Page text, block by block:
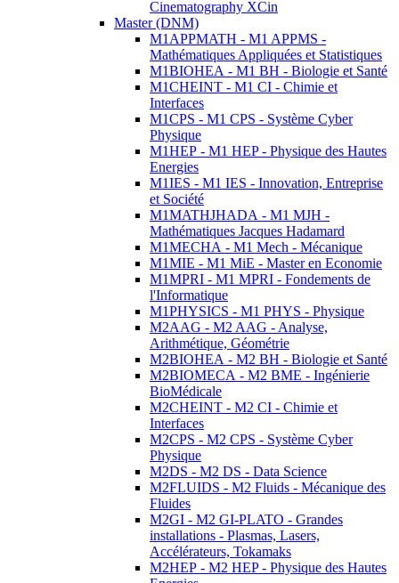
Cinematography XCin
Master (DNM)
M1APPMATH - M1 APPMS -
Mathématiques Appliquées et Statistiques
M1BIOHEA - M1 BH - Biologie et Santé
M1CHEINT - M1 CI - Chimie et
Interfaces
M1CPS - M1 CPS - Système Cyber
Physique
M1HEP - M1 HEP - Physique des Hautes
Energies
M1IES - M1 IES - Innovation, Entreprise
et Société
M1MATHJHADA - M1 MJH -
Mathématiques Jacques Hadamard
M1MECHA - M1 Mech - Mécanique
M1MIE - M1 MiE - Master en Economie
M1MPRI - M1 MPRI - Fondements de
l'Informatique
M1PHYSICS - M1 PHYS - Physique
M2AAG - M2 AAG - Analyse,
Arithmétique, Géométrie
M2BIOHEA - M2 BH - Biologie et Santé
M2BIOMECA - M2 BME - Ingénierie
BioMédicale
M2CHEINT - M2 CI - Chimie et
Interfaces
M2CPS - M2 CPS - Système Cyber
Physique
M2DS - M2 DS - Data Science
M2FLUIDS - M2 Fluids - Mécanique des
Fluides
M2GI - M2 GI-PLATO - Grandes
installations - Plasmas, Lasers,
Accélérateurs, Tokamaks
M2HEP - M2 HEP - Physique des Hautes